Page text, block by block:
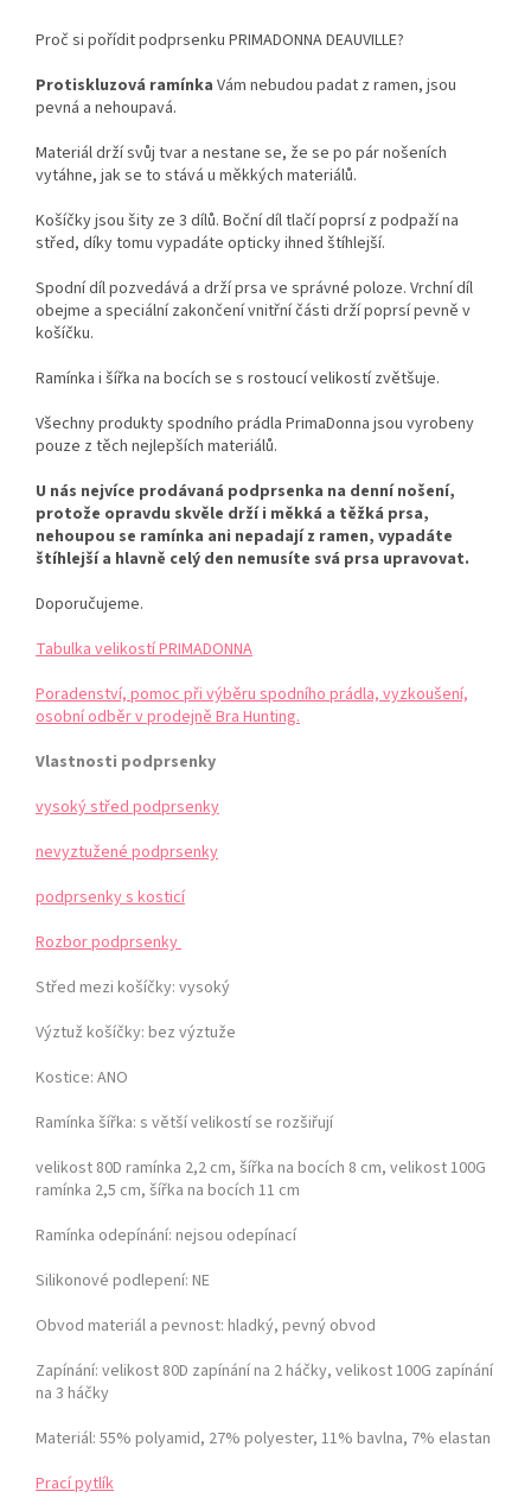
Proč si pořídit podprsenku PRIMADONNA DEAUVILLE?
Protiskluzová ramínka Vám nebudou padat z ramen, jsou
pevná a nehoupavá.
Materiál drží svůj tvar a nestane se, že se po pár nošeních
vytáhne, jak se to stává u měkkých materiálů.
Košíčky jsou šity ze 3 dílů. Boční díl tlačí poprsí z podpaží na
střed, díky tomu vypadáte opticky ihned štíhlejší.
Spodní díl pozvedává a drží prsa ve správné poloze. Vrchní díl
obejme a speciální zakončení vnitřní části drží poprsí pevně v
košíčku.
Ramínka i šířka na bocích se s rostoucí velikostí zvětšuje.
Všechny produkty spodního prádla PrimaDonna jsou vyrobeny
pouze z těch nejlepších materiálů.
U nás nejvíce prodávaná podprsenka na denní nošení,
protože opravdu skvěle drží i měkká a těžká prsa,
nehoupou se ramínka ani nepadají z ramen, vypadáte
štíhlejší a hlavně celý den nemusíte svá prsa upravovat.
Doporučujeme.
Tabulka velikostí PRIMADONNA
Poradenství, pomoc při výběru spodního prádla, vyzkoušení,
osobní odběr v prodejně Bra Hunting.
Vlastnosti podprsenky
vysoký střed podprsenky
nevyztužené podprsenky
podprsenky s kosticí
Rozbor podprsenky
Střed mezi košíčky: vysoký
Výztuž košíčky: bez výztuže
Kostice: ANO
Ramínka šířka: s větší velikostí se rozšiřují
velikost 80D ramínka 2,2 cm, šířka na bocích 8 cm, velikost 100G
ramínka 2,5 cm, šířka na bocích 11 cm
Ramínka odepínání: nejsou odepínací
Silikonové podlepení: NE
Obvod materiál a pevnost: hladký, pevný obvod
Zapínání: velikost 80D zapínání na 2 háčky, velikost 100G zapínání
na 3 háčky
Materiál: 55% polyamid, 27% polyester, 11% bavlna, 7% elastan
Prací pytlík